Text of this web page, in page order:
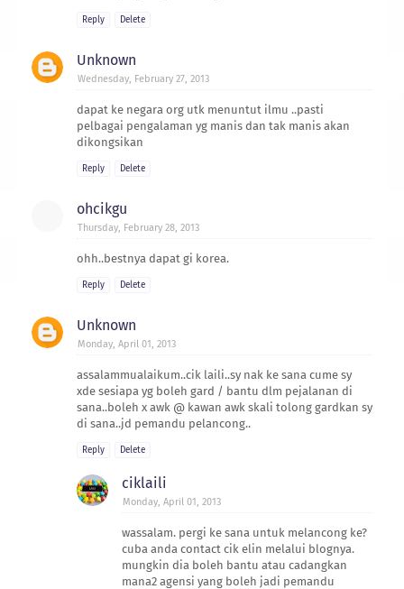
Reply Delete
Unknown
Wednesday, February 27, 2013
dapat ke negara org utk menuntut ilmu ..pasti
pelbagai pengalaman yg manis dan tak manis akan
dikongsikan
Reply Delete
ohcikgu
Thursday, February 28, 2013
ohh..bestnya dapat gi korea.
Reply Delete
Unknown
Monday, April 01, 2013
assalammualaikum..cik laili..sy nak ke sana cume sy
xde sesiapa yg boleh gard / bantu dlm pejalanan di
sana..boleh x awk @ kawan awk skali tolong gardkan sy
di sana..jd pemandu pelancong..
Reply Delete
ciklaili
Monday, April 01, 2013
wassalam. pergi ke sana untuk melancong ke?
cuba anda contact cik elin melalui blognya.
mungkin dia boleh bantu atau cadangkan
mana2 agensi yang boleh jadi pemandu